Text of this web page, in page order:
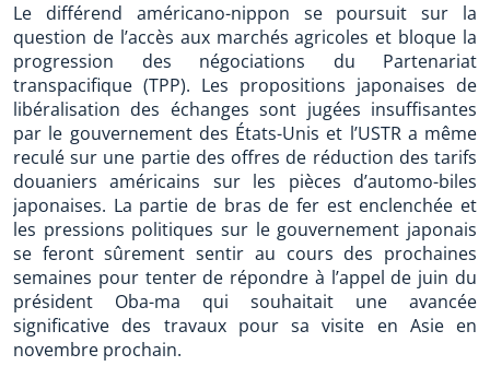
Le différend américano-nippon se poursuit sur la
question de l’accès aux marchés agricoles et bloque la
progression des négociations du Partenariat
transpacifique (TPP). Les propositions japonaises de
libéralisation des échanges sont jugées insuffisantes
par le gouvernement des États-Unis et l’USTR a même
reculé sur une partie des offres de réduction des tarifs
douaniers américains sur les pièces d’automo-biles
japonaises. La partie de bras de fer est enclenchée et
les pressions politiques sur le gouvernement japonais
se feront sûrement sentir au cours des prochaines
semaines pour tenter de répondre à l’appel de juin du
président Oba-ma qui souhaitait une avancée
significative des travaux pour sa visite en Asie en
novembre prochain.